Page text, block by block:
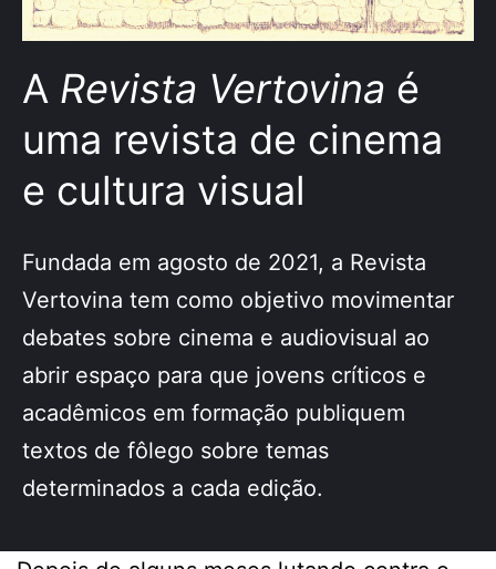
A Revista Vertovina é
uma revista de cinema
e cultura visual
Fundada em agosto de 2021, a Revista
Vertovina tem como objetivo movimentar
debates sobre cinema e audiovisual ao
abrir espaço para que jovens críticos e
acadêmicos em formação publiquem
textos de fôlego sobre temas
determinados a cada edição.